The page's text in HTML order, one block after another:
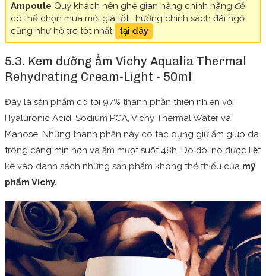
Ampoule Quý khách nên ghé gian hàng chính hãng để
có thể chọn mua mới giá tốt , hưởng chính sách đãi ngộ
cũng như hỗ trợ tốt nhất
tại đây
5.3. Kem dưỡng ẩm Vichy Aqualia Thermal
Rehydrating Cream-Light - 50ml
Đây là sản phẩm có tới 97% thành phần thiên nhiên với
Hyaluronic Acid, Sodium PCA, Vichy Thermal Water và
Manose. Những thành phần này có tác dụng giữ ẩm giúp da
trông căng mịn hơn và ẩm mượt suốt 48h. Do đó, nó được liệt
kê vào danh sách những sản phẩm không thể thiếu của mỹ
phẩm Vichy.